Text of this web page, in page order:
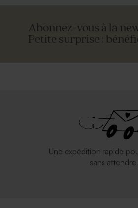
Enveloppe carrée noire
Abonnez-vous à la
Petite surprise :
Une expédition rapide
sans attendre